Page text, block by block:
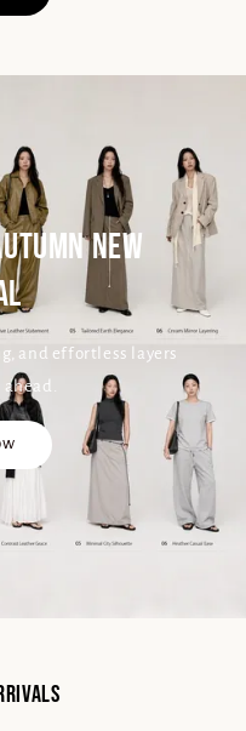
NEW
and effortless layers